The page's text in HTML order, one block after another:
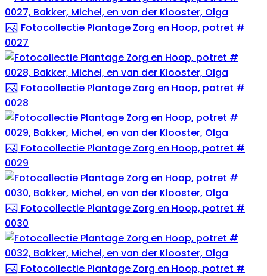
Fotocollectie Plantage Zorg en Hoop, potret #
0027
Fotocollectie Plantage Zorg en Hoop, potret #
0028
Fotocollectie Plantage Zorg en Hoop, potret #
0029
Fotocollectie Plantage Zorg en Hoop, potret #
0030
Fotocollectie Plantage Zorg en Hoop, potret #